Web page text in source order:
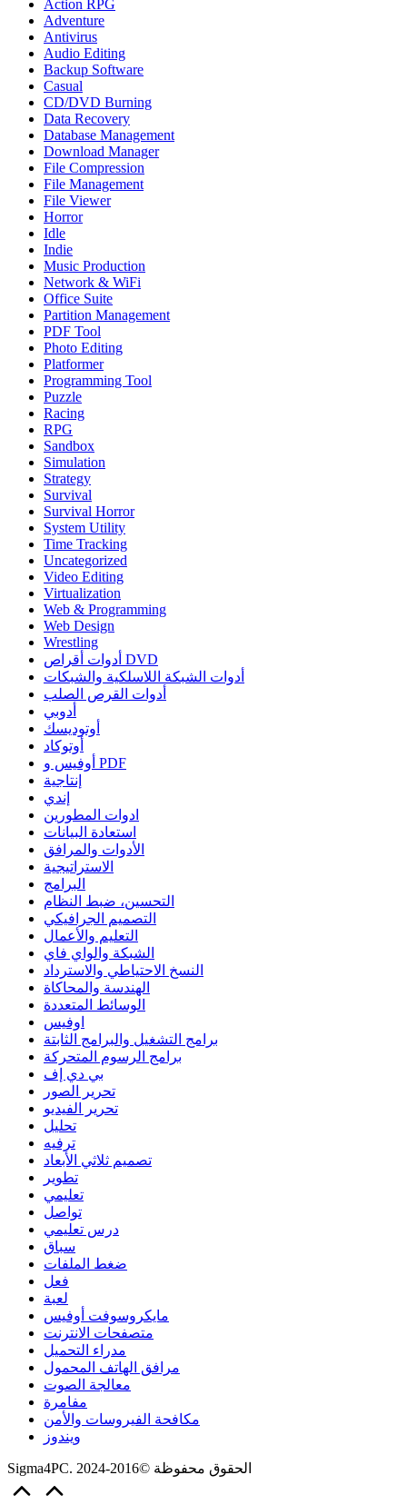
Action RPG
Adventure
Antivirus
Audio Editing
Backup Software
Casual
CD/DVD Burning
Data Recovery
Database Management
Download Manager
File Compression
File Management
File Viewer
Horror
Idle
Indie
Music Production
Network & WiFi
Office Suite
Partition Management
PDF Tool
Photo Editing
Platformer
Programming Tool
Puzzle
Racing
RPG
Sandbox
Simulation
Strategy
Survival
Survival Horror
System Utility
Time Tracking
Uncategorized
Video Editing
Virtualization
Web & Programming
Web Design
Wrestling
أدوات أقراص DVD
أدوات الشبكة اللاسلكية والشبكات
أدوات القرص الصلب
أدوبي
أوتوديسك
أوتوكاد
أوفيس و PDF
إنتاجية
إندي
ادوات المطورين
استعادة البيانات
الأدوات والمرافق
الاستراتيجية
البرامج
التحسين، ضبط النظام
التصميم الجرافيكي
التعليم والأعمال
الشبكة والواي فاي
النسخ الاحتياطي والاسترداد
الهندسة والمحاكاة
الوسائط المتعددة
اوفيس
برامج التشغيل والبرامج الثابتة
برامج الرسوم المتحركة
بي دي إف
تحرير الصور
تحرير الفيديو
تحليل
ترفيه
تصميم ثلاثي الأبعاد
تطوير
تعليمي
تواصل
درس تعليمي
سباق
ضغط الملفات
فعل
لعبة
مايكروسوفت أوفيس
متصفحات الانترنت
مدراء التحميل
مرافق الهاتف المحمول
معالجة الصوت
مفامرة
مكافحة الفيروسات والأمن
ويندوز
Sigma4PC. الحقوق محفوظة ©2016-2024